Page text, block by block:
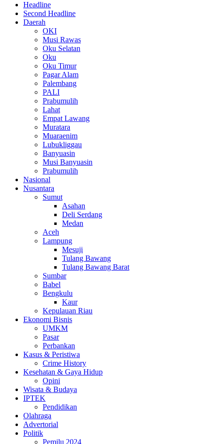
Headline
Second Headline
Daerah
OKI
Musi Rawas
Oku Selatan
Oku
Oku Timur
Pagar Alam
Palembang
PALI
Prabumulih
Lahat
Empat Lawang
Muratara
Muaraenim
Lubukliggau
Banyuasin
Musi Banyuasin
Prabumulih
Nasional
Nusantara
Sumut
Asahan
Deli Serdang
Medan
Aceh
Lampung
Mesuji
Tulang Bawang
Tulang Bawang Barat
Sumbar
Babel
Bengkulu
Kaur
Kepulauan Riau
Ekonomi Bisnis
UMKM
Pasar
Perbankan
Kasus & Peristiwa
Crime History
Kesehatan & Gaya Hidup
Opini
Wisata & Budaya
IPTEK
Pendidikan
Olahraga
Advertorial
Politik
Pemilu 2024